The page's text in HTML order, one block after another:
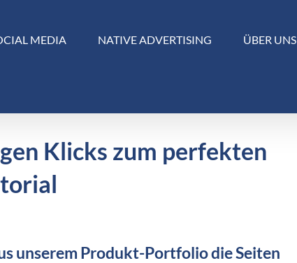
MEDIA NATIVE ADVERTISING ÜBER UNS
Klicks zum perfekten
unserem Produkt-Portfolio die Seiten